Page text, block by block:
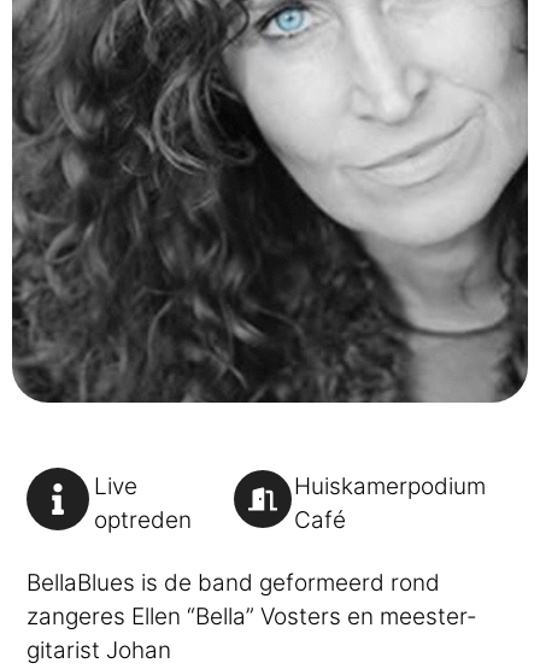
Live
optreden
Huiskamerpodium
Café
BellaBlues is de band geformeerd rond
zangeres Ellen “Bella” Vosters en meester-
gitarist Johan